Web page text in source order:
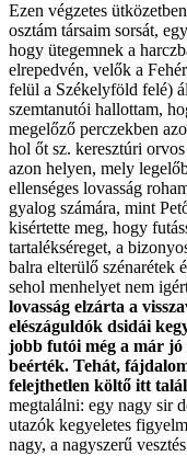
Ezen végzetes
osztám társaim sorsát,
hogy ütegemnek a
elrepedvén, velők a
felül a Székelyföld felé)
szemtanutói hallottam,
megelőző perczekben
hol őt sz. keresztúri
azon helyen, mely
ellenséges lovasság
gyalog számára, mint
kisértette meg, hogy
tartalékséreget, a
balra elterülő szénarétek
sehol menhelyet nem
lovasság elzárta a
elészáguldók dsidái
jobb futói még a már jó
beérték. Tehát,
felejthetlen költő itt
megtalálni: egy nagy sir
utazók kegyeletes
nagy, a nagyszerű